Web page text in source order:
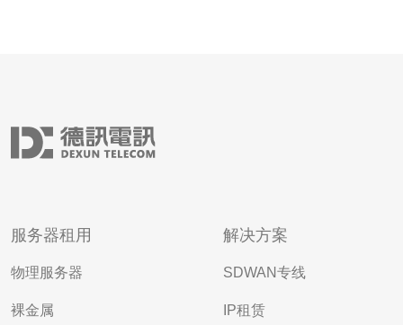
服务器租用
物理服务器
裸金属
解决方案
SDWAN专线
IP租赁